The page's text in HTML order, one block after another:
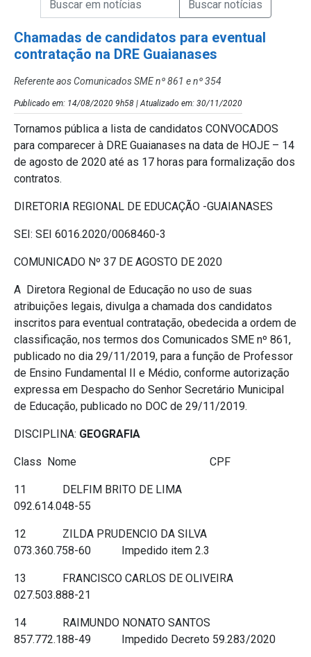
Chamadas de candidatos para eventual
contratação na DRE Guaianases
Referente aos Comunicados SME nº 861 e nº 354
Publicado em: 14/08/2020 9h58 | Atualizado em: 30/11/2020
Tornamos pública a lista de candidatos CONVOCADOS
para comparecer à DRE Guaianases na data de HOJE – 14
de agosto de 2020 até as 17 horas para formalização dos
contratos.
DIRETORIA REGIONAL DE EDUCAÇÃO -GUAIANASES
SEI: SEI 6016.2020/0068460-3
COMUNICADO Nº 37 DE AGOSTO DE 2020
A Diretora Regional de Educação no uso de suas
atribuições legais, divulga a chamada dos candidatos
inscritos para eventual contratação, obedecida a ordem de
classificação, nos termos dos Comunicados SME nº 861,
publicado no dia 29/11/2019, para a função de Professor
de Ensino Fundamental II e Médio, conforme autorização
expressa em Despacho do Senhor Secretário Municipal
de Educação, publicado no DOC de 29/11/2019.
DISCIPLINA: GEOGRAFIA
Class Nome CPF
11 DELFIM BRITO DE LIMA
092.614.048-55
12 ZILDA PRUDENCIO DA SILVA
073.360.758-60 Impedido item 2.3
13 FRANCISCO CARLOS DE OLIVEIRA
027.503.888-21
14 RAIMUNDO NONATO SANTOS
857.772.188-49 Impedido Decreto 59.283/2020